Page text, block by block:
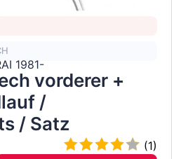
1981-
vorderer +
/
/ Satz
(1)